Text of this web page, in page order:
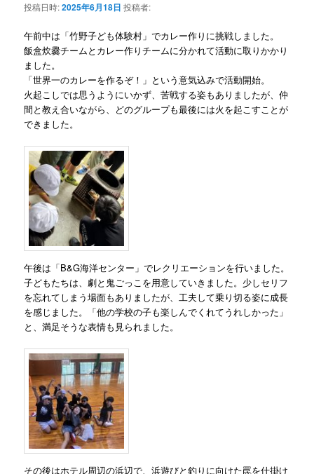
投稿日時:2025年6月18日 投稿者:
午前中は「竹野子ども体験村」でカレー作りに挑戦しました。
飯盒炊爨チームとカレー作りチームに分かれて活動に取りかかり
ました。
「世界一のカレーを作るぞ！」という意気込みで活動開始。
火起こしでは思うようにいかず、苦戦する姿もありましたが、仲
間と教え合いながら、どのグループも最後には火を起こすことが
できました。
午後は「B&G海洋センター」でレクリエーションを行いました。
子どもたちは、劇と鬼ごっこを用意していきました。少しセリフ
を忘れてしまう場面もありましたが、工夫して乗り切る姿に成長
を感じました。「他の学校の子も楽しんでくれてうれしかった」
と、満足そうな表情も見られました。
その後はホテル周辺の浜辺で、浜遊びと釣りに向けた罠を仕掛け